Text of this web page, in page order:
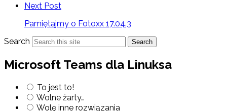
Next Post
Pamiętajmy o Fotoxx 17.04.3
Search
Search
Microsoft Teams dla Linuksa
To jest to!
Wolne żarty…
Wolę inne rozwiązania